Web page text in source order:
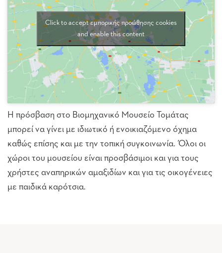
Click to accept εμπορικής προώθησης cookies
and enable this content
Η πρόσβαση στο Βιομηχανικό Μουσείο Τομάτας
μπορεί να γίνει με ιδιωτικό ή ενοικιαζόμενο όχημα
καθώς επίσης και με την τοπική συγκοινωνία. Όλοι οι
χώροι του μουσείου είναι προσβάσιμοι και για τους
χρήστες αναπηρικών αμαξιδίων και για τις οικογένειες
με παιδικά καρότσια.